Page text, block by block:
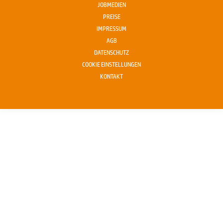
JOBMEDIEN
PREISE
IMPRESSUM
AGB
DATENSCHUTZ
COOKIE EINSTELLUNGEN
KONTAKT